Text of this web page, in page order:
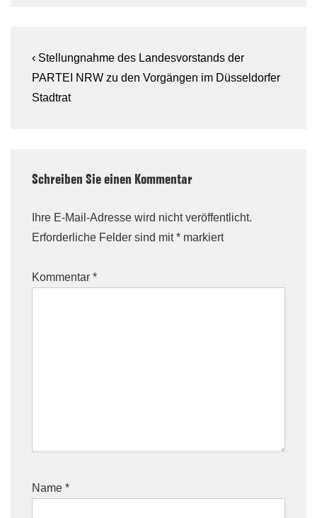
Beitragsnavigation
Previous
Post
is
‹ Stellungnahme des Landesvorstands der
PARTEI NRW zu den Vorgängen im Düsseldorfer
Stadtrat
Schreiben Sie einen Kommentar
Ihre E-Mail-Adresse wird nicht veröffentlicht.
Erforderliche Felder sind mit* markiert
Kommentar *
Name *